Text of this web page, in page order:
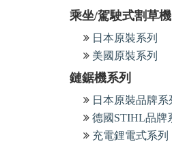
乘坐/駕駛式割草機
日本原裝系列
美國原裝系列
鏈鋸機系列
日本原裝品牌系
德國STIHL品牌
充電鋰電式系列